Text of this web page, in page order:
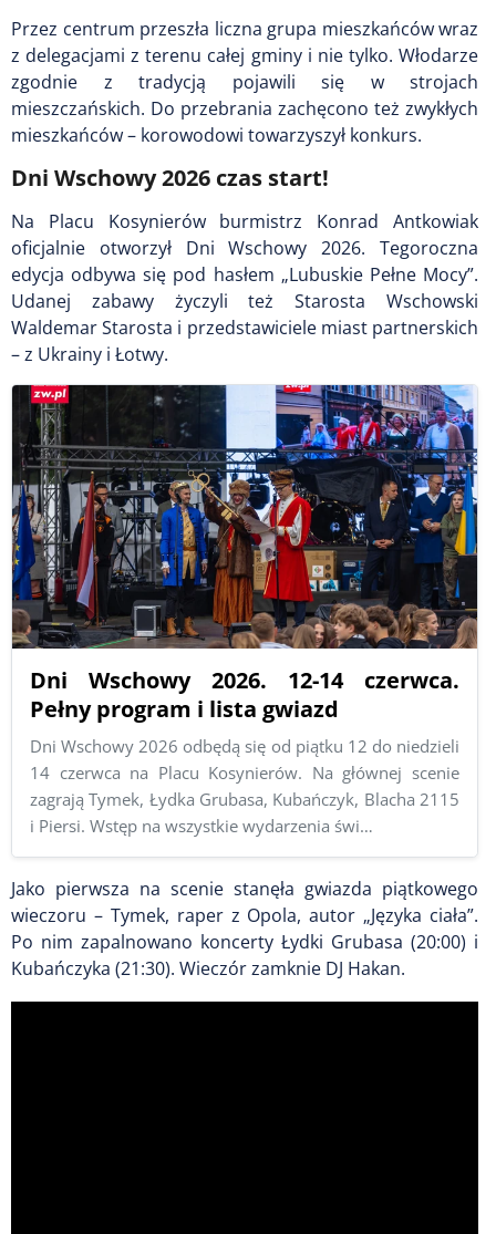
Przez centrum przeszła liczna grupa mieszkańców wraz
z delegacjami z terenu całej gminy i nie tylko. Włodarze
zgodnie z tradycją pojawili się w strojach
mieszczańskich. Do przebrania zachęcono też zwykłych
mieszkańców – korowodowi towarzyszył konkurs.
Dni Wschowy 2026 czas start!
Na Placu Kosynierów burmistrz Konrad Antkowiak
oficjalnie otworzył Dni Wschowy 2026. Tegoroczna
edycja odbywa się pod hasłem „Lubuskie Pełne Mocy”.
Udanej zabawy życzyli też Starosta Wschowski
Waldemar Starosta i przedstawiciele miast partnerskich
– z Ukrainy i Łotwy.
Dni Wschowy 2026. 12-14 czerwca.
Pełny program i lista gwiazd
Dni Wschowy 2026 odbędą się od piątku 12 do niedzieli
14 czerwca na Placu Kosynierów. Na głównej scenie
zagrają Tymek, Łydka Grubasa, Kubańczyk, Blacha 2115
i Piersi. Wstęp na wszystkie wydarzenia świ…
Jako pierwsza na scenie stanęła gwiazda piątkowego
wieczoru – Tymek, raper z Opola, autor „Języka ciała”.
Po nim zapalnowano koncerty Łydki Grubasa (20:00) i
Kubańczyka (21:30). Wieczór zamknie DJ Hakan.